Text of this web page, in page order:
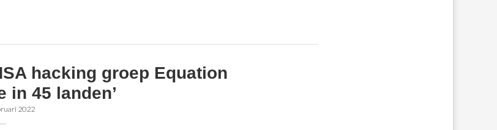
hacking groep Equation
in 45 landen’
2022